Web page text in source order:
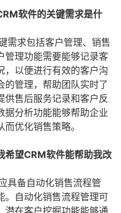
软件的关键需求是什
需求包括客户管理、销售
管理功能需要能够记录客
，以便进行有效的客户沟
的管理，帮助团队实时了
供售后服务记录和客户反
据分析功能能够帮助企业
优化销售策略。
希望CRM软件能帮助我改
具备自动化销售流程管
。自动化销售流程管理可